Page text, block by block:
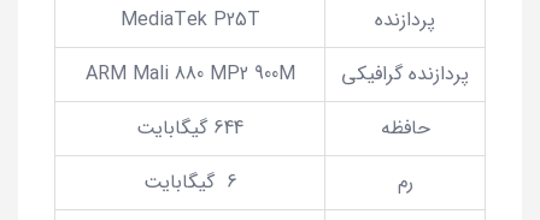
پردازنده
MediaTek P25T
پردازنده گرافیکی
ARM Mali 880 MP2 900M
حافظه
644 گیگابایت
رم
6 گیگابایت